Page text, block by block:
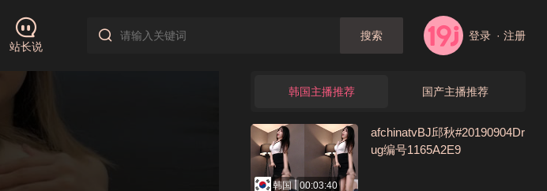
站长说
搜索 登录 · 注册
韩国主播推荐 国产主播推荐
韩国 00:03:40
afchinatvBJ邱秋#20190904Dr
ug编号1165A2E9